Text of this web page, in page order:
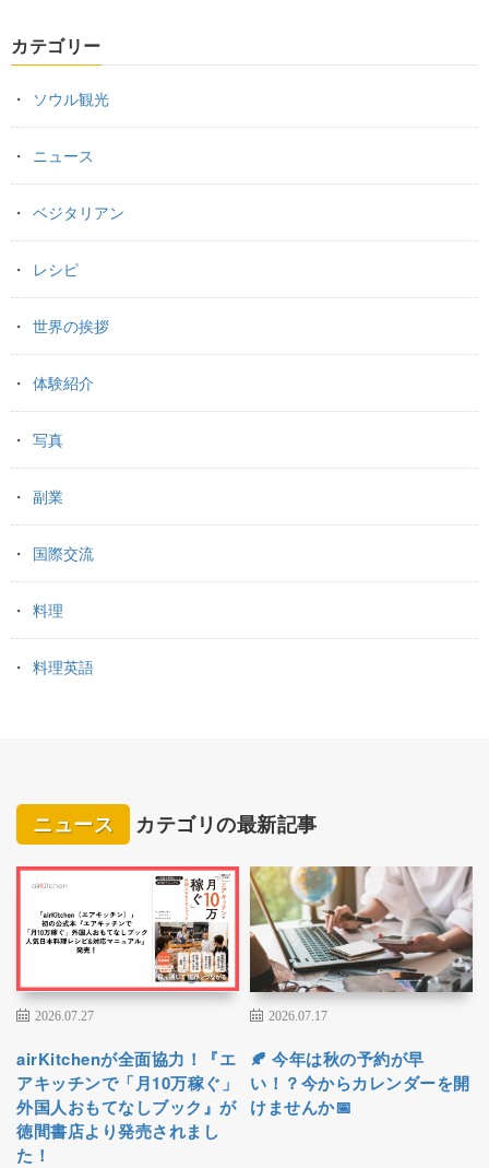
カテゴリー
ソウル観光
ニュース
ベジタリアン
レシピ
世界の挨拶
体験紹介
写真
副業
国際交流
料理
料理英語
ニュース カテゴリの最新記事
2026.07.27
airKitchenが全面協力！『エ
アキッチンで「月10万稼ぐ」
外国人おもてなしブック』が
徳間書店より発売されまし
た！
2026.07.17
🍂 今年は秋の予約が早
い！？今からカレンダーを開
けませんか📅